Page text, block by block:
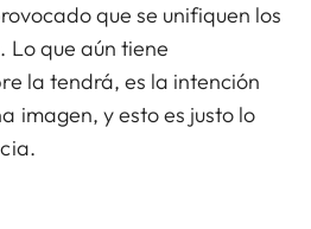
que se unifiquen los
Lo que aún tiene
la tendrá, es la intención
imagen, y esto es justo lo